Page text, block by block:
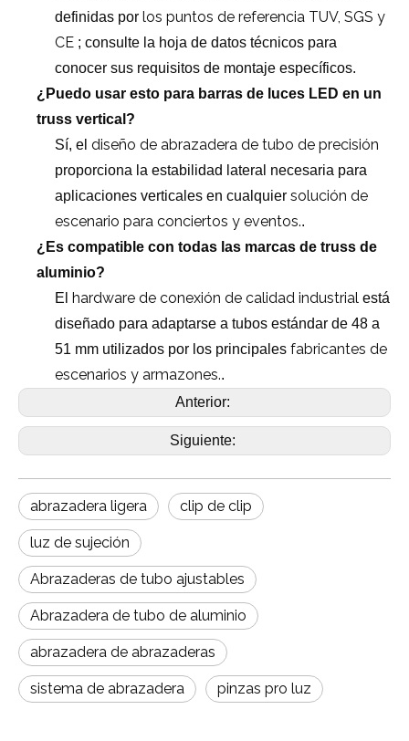
definidas por los puntos de referencia TUV, SGS y
CE ; consulte la hoja de datos técnicos para
conocer sus requisitos de montaje específicos.
¿Puedo usar esto para barras de luces LED en un
truss vertical?
Sí, el diseño de abrazadera de tubo de precisión
proporciona la estabilidad lateral necesaria para
aplicaciones verticales en cualquier solución de
escenario para conciertos y eventos..
¿Es compatible con todas las marcas de truss de
aluminio?
El hardware de conexión de calidad industrial está
diseñado para adaptarse a tubos estándar de 48 a
51 mm utilizados por los principales fabricantes de
escenarios y armazones..
Anterior:
Siguiente:
abrazadera ligera clip de clip
luz de sujeción
Abrazaderas de tubo ajustables
Abrazadera de tubo de aluminio
abrazadera de abrazaderas
sistema de abrazadera pinzas pro luz